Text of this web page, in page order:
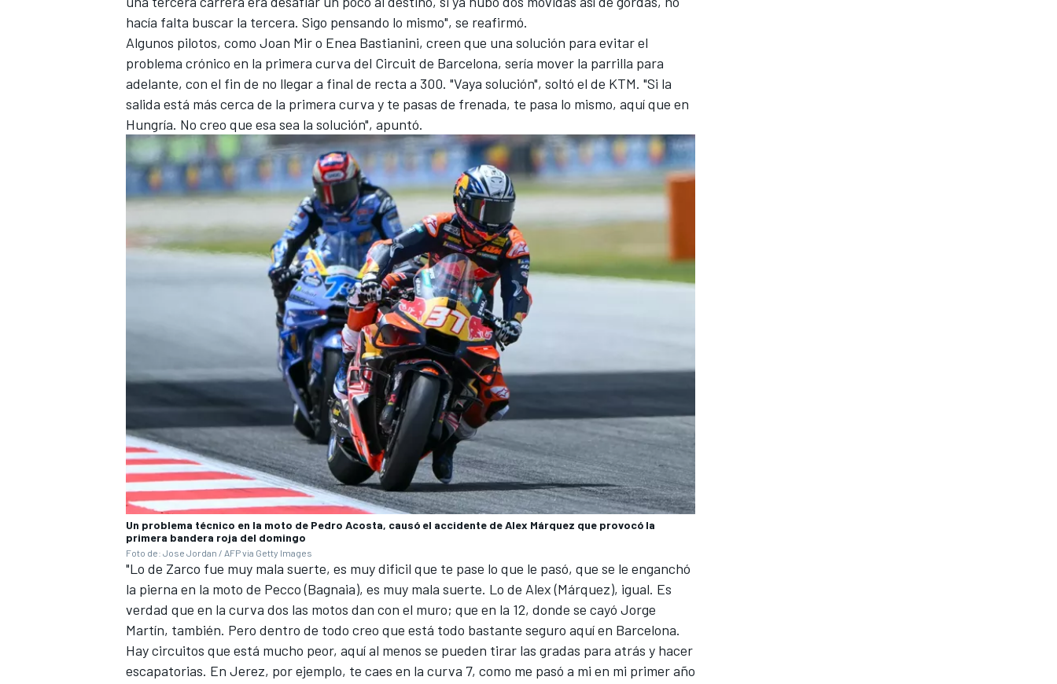
hacía falta buscar la tercera. Sigo pensando lo mismo", se reafirmó.
Algunos pilotos, como Joan Miro Enea Bastianini, creen que una solución para evitar el
problema crónico en la primera curva del Circuit de Barcelona, sería mover la parrilla para
adelante, con el fin de no llegar a final de recta a 300. "Vaya solución", soltó el de KTM. "Si la
salida está más cerca de la primera curva y te pasas de frenada, te pasa lo mismo, aquí que en
Hungría. No creo que esa sea la solución", apuntó.
Un problema técnico en la moto de Pedro Acosta, causó el accidente de Alex Márquez que provocó la
primera bandera roja del domingo
Foto de: Jose Jordan / AFP via Getty Images
"Lo de Zarco fue muy mala suerte, es muy dificil que te pase lo que le pasó, que se le enganchó
la pierna en la moto de Pecco (Bagnaia), es muy mala suerte. Lo de Alex (Márquez), igual. Es
verdad que en la curva dos las motos dan con el muro; que en la 12, donde se cayó Jorge
Martín, también. Pero dentro de todo creo que está todo bastante seguro aquí en Barcelona.
Hay circuitos que está mucho peor, aquí al menos se pueden tirar las gradas para atrás y hacer
escapatorias. En Jerez, por ejemplo, te caes en la curva 7, como me pasó a mi en mi primer año